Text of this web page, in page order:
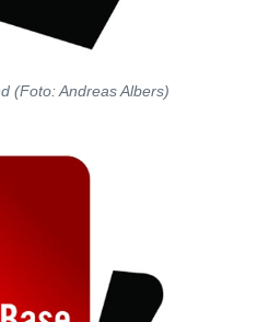
(Foto: Andreas Albers)